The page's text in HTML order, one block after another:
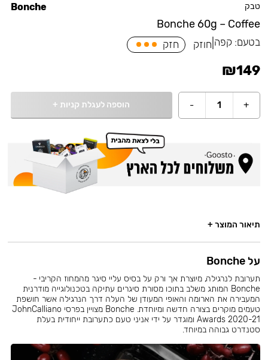
טבק
Bonche 60g – Coffee
Bonche
בטעם: קפה חוזק חזק
₪149
+
1
- הוספה לעגלת קניות +
תיאור המוצר +
על Bonche
תערובת לנרגילה, מיוצרת אך ורק על בסיס עליי סיגר מהמחוז הקריבי -
Bonche המותג משלב בתוכו מסורת סיגרים עתיקה בטכנולוגייה מודרנית
המעבירה את הארומה והאופי המעודן של העלה דרך הנרגילה אשר חושפת
טעמים מוקרים בצורה חדשה ומיוחדת. Bonche מצויין בפרסי JohnCalliano
Awards 2020-21 ומוגדר על ידי אניני טעם כתערובת ייחודית בעלת
סטנדרט גבוהה במיוחד.